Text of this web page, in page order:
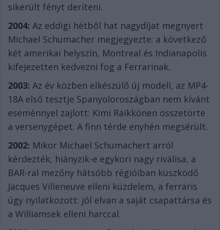
sikerült fényt deríteni.
2004: Az eddigi hétből hat nagydíjat megnyert
Michael Schumacher megjegyezte: a következő
két amerikai helyszín, Montreal és Indianapolis
kifejezetten kedvezni fog a Ferrarinak.
2003: Az év közben elkészülő új modell, az MP4-
18A első tesztje Spanyoloroszágban nem kívánt
eseménnyel zajlott: Kimi Raikkönen összetörte
a versenygépet. A finn térde enyhén megsérült.
2002: Mikor Michael Schumachert arról
kérdezték, hiányzik-e egykori nagy riválisa, a
BAR-ral mezőny hátsóbb régióiban küszködő
Jacques Villeneuve elleni küzdelem, a ferraris
úgy nyilatkozott: jól elvan a saját csapattársa és
a Williamsek elleni harccal.